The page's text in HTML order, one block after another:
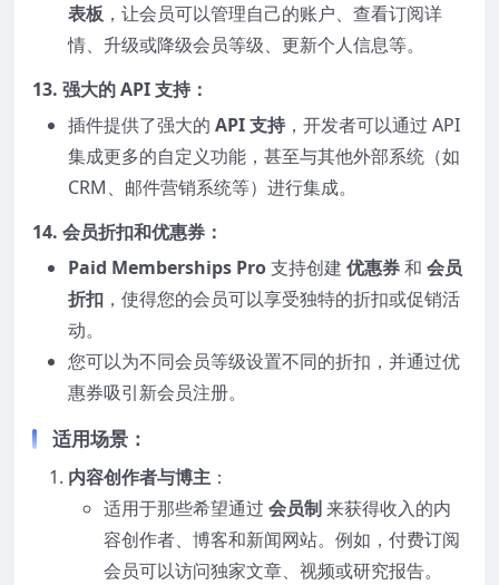
表板 ，让会员可以管理自己的账户、查看订阅详
情、升级或降级会员等级、更新个人信息等。
13. 强大的 API 支持 ：
插件提供了强大的 API 支持 ，开发者可以通过 API
集成更多的自定义功能，甚至与其他外部系统（如
CRM、邮件营销系统等）进行集成。
14. 会员折扣和优惠券 ：
Paid Memberships Pro支持创建 优惠券和 会员
折扣 ，使得您的会员可以享受独特的折扣或促销活
动。
您可以为不同会员等级设置不同的折扣，并通过优
惠券吸引新会员注册。
适用场景：
内容创作者与博主 ：
适用于那些希望通过 会员制来获得收入的内
容创作者、博客和新闻网站。例如，付费订阅
会员可以访问独家文章、视频或研究报告。